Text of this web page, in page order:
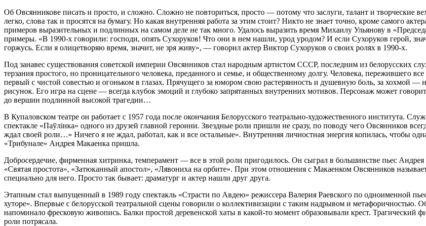
Об Овсянникове писать и просто, и сложно. Сложно не повториться, просто — потому что заслуги, талант и творческие
легко, слова так и просятся на бумагу. Но какая внутренняя работа за этим стоит? Никто не знает точно, кроме самого
примеров выразительных и подлинных на самом деле не так много. Удалось выразить время Михаилу Ульянову в
примеры. «В 1990-х говорили: господи, опять Сухоруков! Что они в нем нашли, урод уродом? И если Сухоруков герой,
горжусь. Если я олицетворяю время, значит, не зря живу», — говорил актер Виктор Сухоруков о своих ролях в 1990-х.
Под занавес существования советской империи Овсянников стал народным артистом СССР, последним из белорусских
терзания простого, но проницательного человека, преданного и семье, и общественному долгу. Человека, пережившего
первый с чистой совестью и огоньком в глазах. Прячущего за юмором свою растерянность и душевную боль, за хохмой —
рисунок. Его игра на сцене — всегда клубок эмоций и глубоко запрятанных внутренних мотивов. Персонаж может
до вершин подлинной высокой трагедии…
В Купаловском театре он работает с 1957 года после окончания Белорусского театрально-художественного института.
спектакле «Паўлінка» одного из друзей главной героини. Звездные роли пришли не сразу, по поводу чего Овсянников
ждал своей роли…» Ничего я не ждал, работал, как и все остальные». Внутренняя личностная энергия копилась, чтобы
«Трибунале» Андрея Макаенка пришла.
Добросердечие, фирменная хитринка, темперамент — все в этой роли пригодилось. Он сыграл в большинстве пьес
«Святая простота», «Затюканный апостол», «Лявониха на орбите». При этом отношения с Макаенком Овсянников
специально для него. Просто так бывает: драматург и актер нашли друг друга.
Этапным стал выпущенный в 1989 году спектакль «Страсти по Авдею» режиссера Валерия Раевского по одноименной
хуторе». Впервые с белорусской театральной сцены говорили о коллективизации с таким надрывом и
напоминало фресковую живопись. Балки простой деревенской хаты в какой-то момент образовывали крест. Трагический
роли потрясала.